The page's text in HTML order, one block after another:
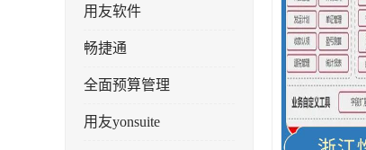
用友软件
畅捷通
全面预算管理
用友yonsuite